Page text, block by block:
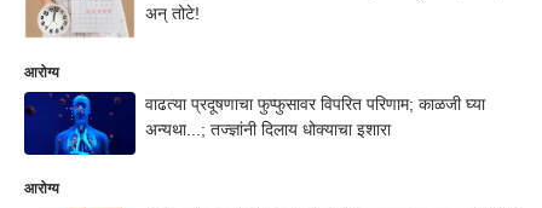
अन् तोटे!
आरोग्य
वाढत्या प्रदूषणाचा फुप्फुसावर विपरित परिणाम; काळजी घ्या
अन्यथा...; तज्ज्ञांनी दिलाय धोक्याचा इशारा
आरोग्य